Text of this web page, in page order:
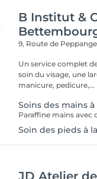
B Institut &
9, Route de Peppange
Un service complet
soin du visage, une
manicure, pedicure,...
Soins des mains
Paraffine mains avec
Soin des pieds à
JD Atelier